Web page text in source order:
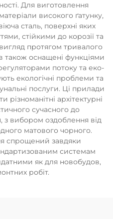
Для виготовлення
високого ґатунку,
сталь, поверхні яких
стійкими до корозії та
протягом тривалого
також оснащені функціями
потоку та еко-
екологічні проблеми та
послуги. Ці прилади
архітектурні
сучасного до
вибором оздоблення від
матового чорного.
спрощений завдяки
системам
як для новобудов,
робіт.